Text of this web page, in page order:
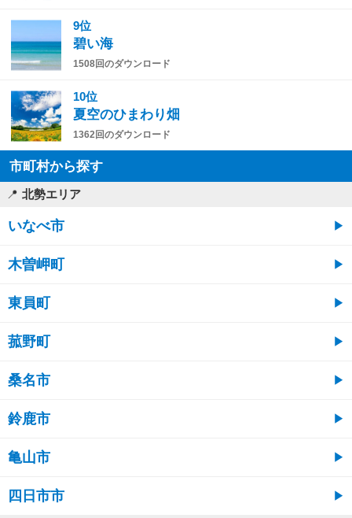
9位
碧い海
1508回のダウンロード
10位
夏空のひまわり畑
1362回のダウンロード
市町村から探す
北勢エリア
いなべ市
木曽岬町
東員町
菰野町
桑名市
鈴鹿市
亀山市
四日市市